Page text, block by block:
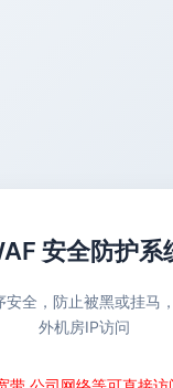
安全防护系
安全，防止被黑或挂马
外机房IP访问